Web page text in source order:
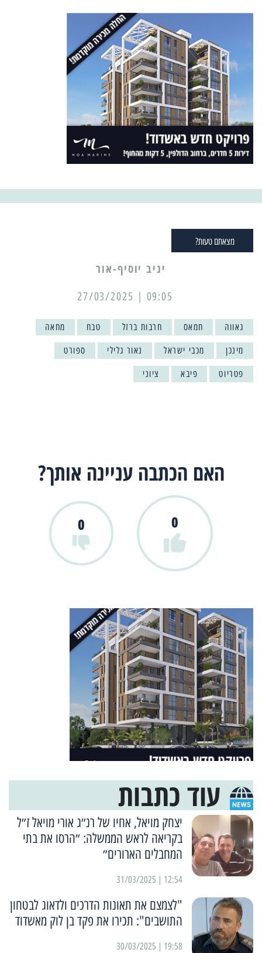
מצאתם טעות?
יניב יוסיף-אור
09:05 | 27/03/2025
גאווה חמאס חרבות ברזל טבח מחאה
מינכן מכבי ישראל נאור גלילי ספורט
פטריוט פיבא ציוני
האם הכתבה עניינה אותך?
0
0
עוד כתבות
יצחק מויאל, אחיו של רנ״ג אורי מויאל ז״ל
בקריאה לראש הממשלה: ״הרסו את בתי
המחבלים הארורים״
12:54 | 31/03/2025
"לצמצם את תאונות הדרכים ולדאוג לבטחון
התושבים": תכירו את פקד בן לוק מאשדוד
19:58 | 30/03/2025